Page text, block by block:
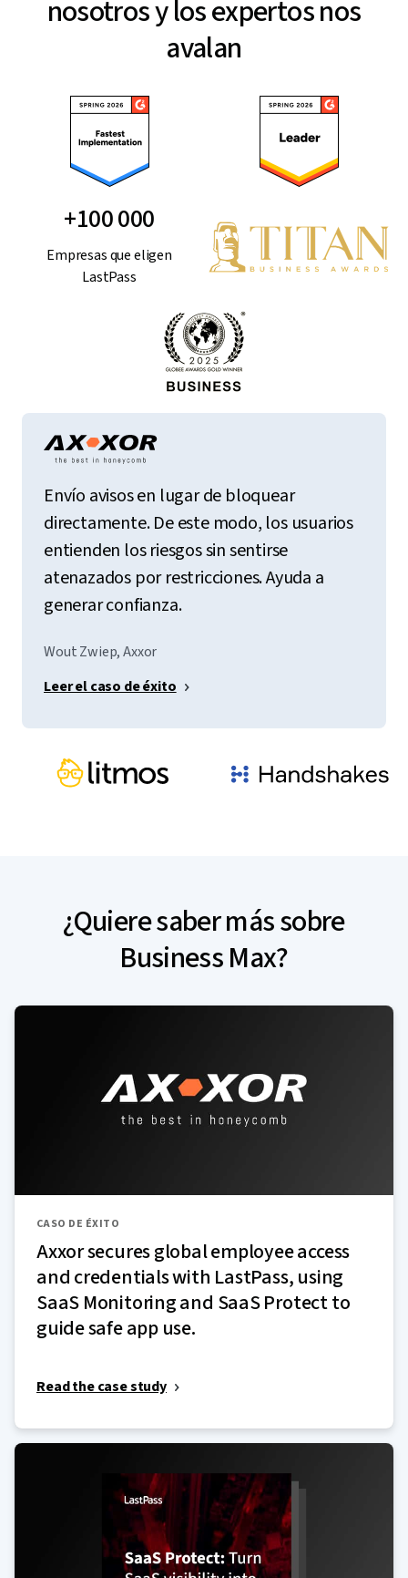
nosotros y los expertos nos
avalan
+100 000
Empresas que eligen
LastPass
Envío avisos en lugar de bloquear
directamente. De este modo, los usuarios
entienden los riesgos sin sentirse
atenazados por restricciones. Ayuda a
generar confianza.
Wout Zwiep, Axxor
Leer el caso de éxito
¿Quiere saber más sobre
Business Max?
CASO DE ÉXITO
Axxor secures global employee access
and credentials with LastPass, using
SaaS Monitoring and SaaS Protect to
guide safe app use.
Read the case study